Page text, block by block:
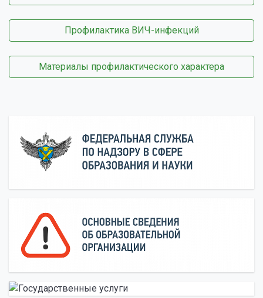
Профилактика ВИЧ-инфекций
Материалы профилактического характера